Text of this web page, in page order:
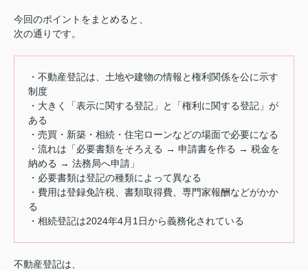
今回のポイントをまとめると、
次の通りです。
・不動産登記は、土地や建物の情報と権利関係を公に示す
制度
・大きく「表示に関する登記」と「権利に関する登記」が
ある
・売買・新築・相続・住宅ローンなどの場面で必要になる
・流れは「必要書類をそろえる → 申請書を作る → 税金を
納める → 法務局へ申請」
・必要書類は登記の種類によって異なる
・費用は登録免許税、書類取得費、専門家報酬などがかか
る
・相続登記は2024年4月1日から義務化されている
不動産登記は、